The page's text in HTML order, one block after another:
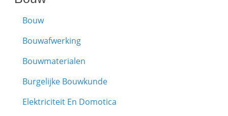
Bouw
Bouwafwerking
Bouwmaterialen
Burgelijke Bouwkunde
Elektriciteit En Domotica